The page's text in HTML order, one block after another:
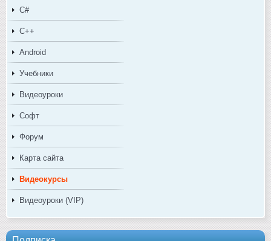
C#
C++
Android
Учебники
Видеоуроки
Софт
Форум
Карта сайта
Видеокурсы
Видеоуроки (VIP)